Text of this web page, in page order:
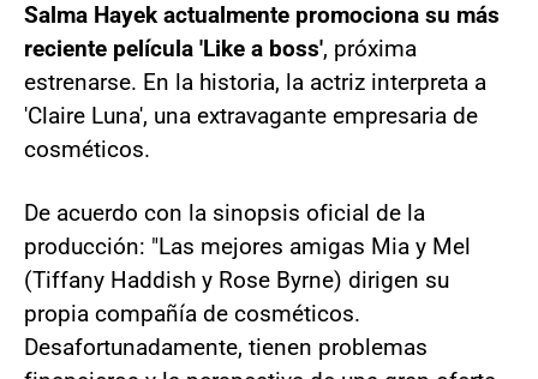
Salma Hayek actualmente promociona su más
reciente película 'Like a boss', próxima
estrenarse. En la historia, la actriz interpreta a
'Claire Luna', una extravagante empresaria de
cosméticos.
De acuerdo con la sinopsis oficial de la
producción: "Las mejores amigas Mia y Mel
(Tiffany Haddish y Rose Byrne) dirigen su
propia compañía de cosméticos.
Desafortunadamente, tienen problemas